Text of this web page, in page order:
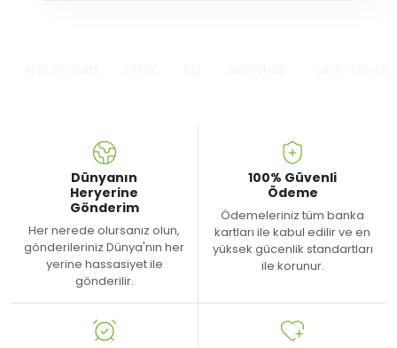
Dünyanın
Heryerine
Gönderim
Her nerede olursanız olun,
gönderileriniz Dünya'nın her
yerine hassasiyet ile
gönderilir.
100% Güvenli
Ödeme
Ödemeleriniz tüm banka
kartları ile kabul edilir ve en
yüksek gücenlik standartları
ile korunur.